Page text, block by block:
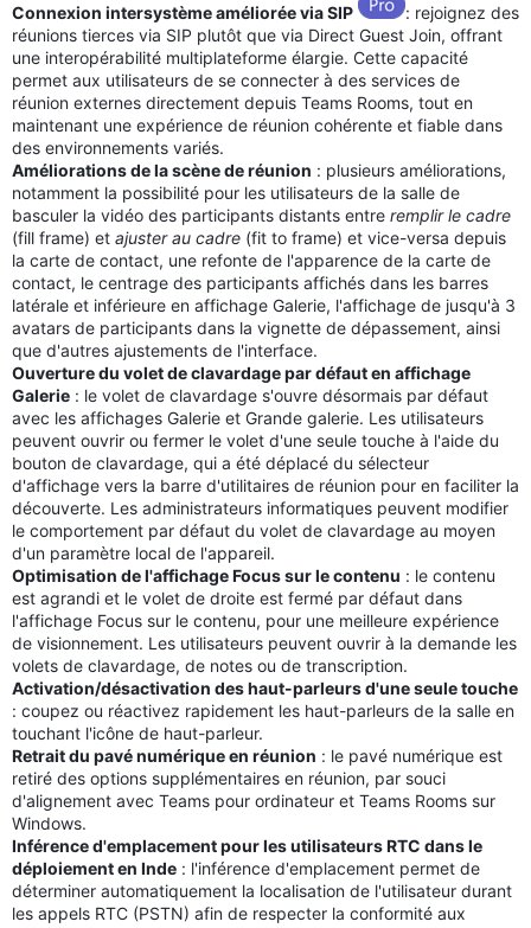
Connexion intersystème améliorée via SIP
: rejoignez des
réunions tierces via SIP plutôt que via Direct Guest Join, offrant
une interopérabilité multiplateforme élargie. Cette capacité
permet aux utilisateurs de se connecter à des services de
réunion externes directement depuis Teams Rooms, tout en
maintenant une expérience de réunion cohérente et fiable dans
des environnements variés.
Améliorations de la scène de réunion : plusieurs améliorations,
notamment la possibilité pour les utilisateurs de la salle de
basculer la vidéo des participants distants entre remplir le cadre
(fill frame) et ajuster au cadre (fit to frame) et vice-versa depuis
la carte de contact, une refonte de l'apparence de la carte de
contact, le centrage des participants affichés dans les barres
latérale et inférieure en affichage Galerie, l'affichage de jusqu'à 3
avatars de participants dans la vignette de dépassement, ainsi
que d'autres ajustements de l'interface.
Ouverture du volet de clavardage par défaut en affichage
Galerie : le volet de clavardage s'ouvre désormais par défaut
avec les affichages Galerie et Grande galerie. Les utilisateurs
peuvent ouvrir ou fermer le volet d'une seule touche à l'aide du
bouton de clavardage, qui a été déplacé du sélecteur
d'affichage vers la barre d'utilitaires de réunion pour en faciliter la
découverte. Les administrateurs informatiques peuvent modifier
le comportement par défaut du volet de clavardage au moyen
d'un paramètre local de l'appareil.
Optimisation de l'affichage Focus sur le contenu : le contenu
est agrandi et le volet de droite est fermé par défaut dans
l'affichage Focus sur le contenu, pour une meilleure expérience
de visionnement. Les utilisateurs peuvent ouvrir à la demande les
volets de clavardage, de notes ou de transcription.
Activation/désactivation des haut-parleurs d'une seule touche
: coupez ou réactivez rapidement les haut-parleurs de la salle en
touchant l'icône de haut-parleur.
Retrait du pavé numérique en réunion : le pavé numérique est
retiré des options supplémentaires en réunion, par souci
d'alignement avec Teams pour ordinateur et Teams Rooms sur
Windows.
Inférence d'emplacement pour les utilisateurs RTC dans le
déploiement en Inde : l'inférence d'emplacement permet de
déterminer automatiquement la localisation de l'utilisateur durant
les appels RTC (PSTN) afin de respecter la conformité aux